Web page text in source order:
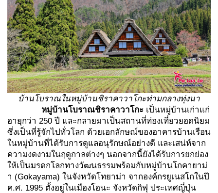
บ้านโบราณในหมู่บ้านชิราคาวาโกะท่ามกลางทุ่งนา
หมู่บ้านโบราณชิราคาวาโกะ เป็นหมู่บ้านเก่าแก่
อายุกว่า 250 ปี และกลายมาเป็นสถานที่ท่องเที่ยวยอดนิยม
ซึ่งเป็นที่รู้จักไปทั่วโลก ด้วยเอกลักษณ์ของอาคารบ้านเรือน
ในหมู่บ้านที่ได้รับการดูแลอนุรักษณ์อย่างดี และเสน่ห์จาก
ความงดงามในฤดูกาลต่างๆ นอกจากนี้ยังได้รับการยกย่อง
ให้เป็นมรดกโลกทางวัฒนธรรมพร้อมกับหมู่บ้านโกคายาม่
า (Gokayama) ในจังหวัดโทยาม่า จากองค์กรยูเนสโกในปี
ค.ศ. 1995 ตั้งอยู่ในเมืองโอนะ จังหวัดกิฟุ ประเทศญี่ปุ่น